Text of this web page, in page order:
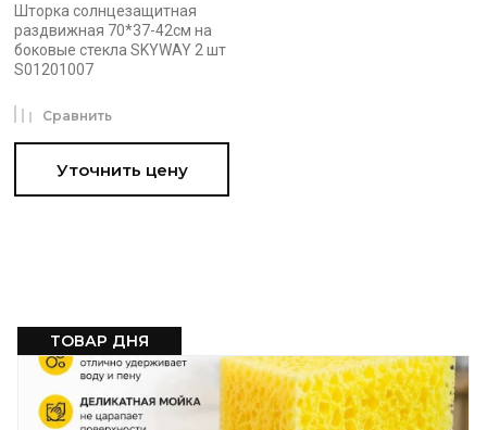
ТОВАР ДНЯ
Шторка солнцезащитная
раздвижная 70*37-42см на
боковые стекла SKYWAY 2 шт
S01201007
Уточнить цену
Сравнить